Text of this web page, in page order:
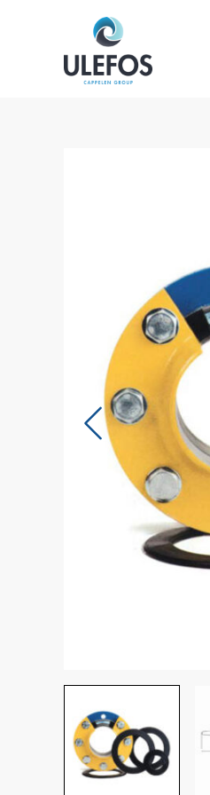
Ulefos>